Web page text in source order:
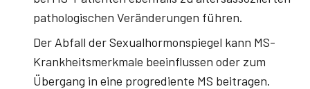
pathologischen Veränderungen führen.
Der Abfall der Sexualhormonspiegel kann MS-
Krankheitsmerkmale beeinflussen oder zum
Übergang in eine progrediente MS beitragen.